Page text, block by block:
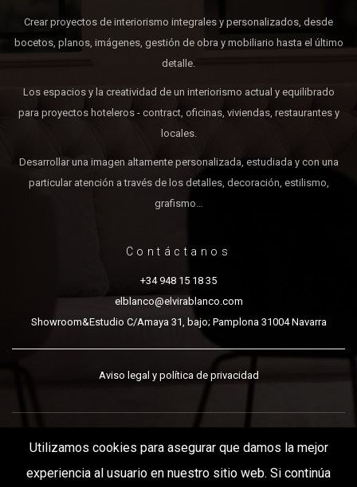
Crear proyectos de interiorismo integrales y personalizados, desde
bocetos, planos, imágenes, gestión de obra y mobiliario hasta el último
detalle.
Los espacios y la creatividad de un interiorismo actual y equilibrado
para proyectos hoteleros - contract, oficinas, viviendas, restaurantes y
locales.
Desarrollar una imagen altamente personalizada, estudiada y con una
particular atención a través de los detalles, decoración, estilismo,
grafismo…
Contáctanos
+34 948 15 18 35
elblanco@elvirablanco.com
Showroom&Estudio C/Amaya 31, bajo; Pamplona 31004 Navarra
Aviso legal y política de privacidad
Elvira Blanco Montenegro (C) 2018
Utilizamos cookies para asegurar que damos la mejor
experiencia al usuario en nuestro sitio web. Si continúa